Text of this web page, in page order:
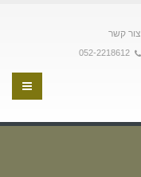
צור קשר
052-2218612